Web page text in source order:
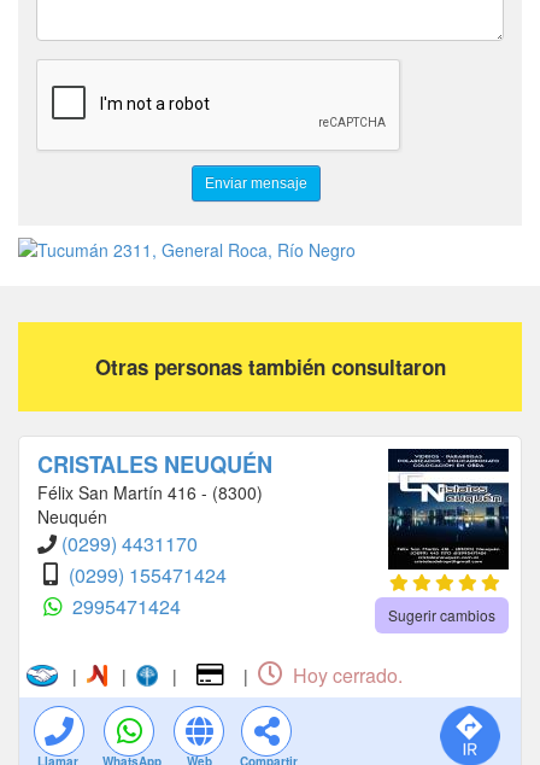
Otras personas también consultaron
CRISTALES NEUQUÉN
Félix San Martín 416 - (8300)
Neuquén
(0299) 4431170
(0299) 155471424
2995471424
Sugerir cambios
| | | | Hoy cerrado.
Llamar WhatsApp Web Compartir